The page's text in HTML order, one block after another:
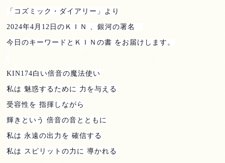
「コズミック・ダイアリー」より
2024年4 月 12 日のＫＩＮ 、銀河の署名
今日のキーワードとＫＩＮの書 をお届けします。
KIN174白い倍音の魔法使い
私は 魅惑するために 力を与える
受容性を 指揮しながら
輝きという 倍音の音とともに
私は 永遠の出力を 確信する
私は スピリットの力に 導かれる